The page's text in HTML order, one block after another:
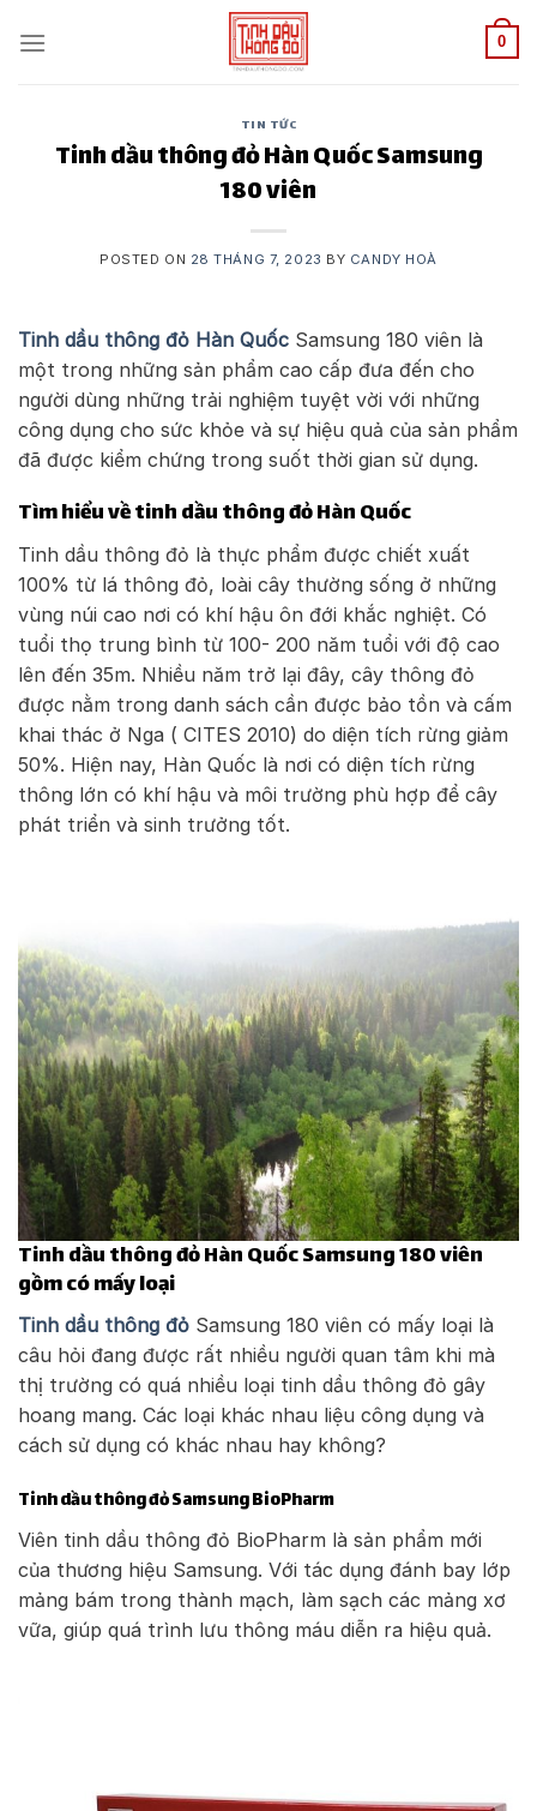
0
TIN TỨC
Tinh dầu thông đỏ Hàn Quốc Samsung
180 viên
POSTED ON 28 THÁNG 7, 2023 BY CANDY HOÀ
Tinh dầu thông đỏ Hàn Quốc Samsung 180 viên là
một trong những sản phẩm cao cấp đưa đến cho
người dùng những trải nghiệm tuyệt vời với những
công dụng cho sức khỏe và sự hiệu quả của sản phẩm
đã được kiểm chứng trong suốt thời gian sử dụng.
Tìm hiểu về tinh dầu thông đỏ Hàn Quốc
Tinh dầu thông đỏ là thực phẩm được chiết xuất
100% từ lá thông đỏ, loài cây thường sống ở những
vùng núi cao nơi có khí hậu ôn đới khắc nghiệt. Có
tuổi thọ trung bình từ 100- 200 năm tuổi với độ cao
lên đến 35m. Nhiều năm trở lại đây, cây thông đỏ
được nằm trong danh sách cần được bảo tồn và cấm
khai thác ở Nga ( CITES 2010) do diện tích rừng giảm
50%. Hiện nay, Hàn Quốc là nơi có diện tích rừng
thông lớn có khí hậu và môi trường phù hợp để cây
phát triển và sinh trưởng tốt.
Tinh dầu thông đỏ Hàn Quốc Samsung 180 viên
gồm có mấy loại
Tinh dầu thông đỏ Samsung 180 viên có mấy loại là
câu hỏi đang được rất nhiều người quan tâm khi mà
thị trường có quá nhiều loại tinh dầu thông đỏ gây
hoang mang. Các loại khác nhau liệu công dụng và
cách sử dụng có khác nhau hay không?
Tinh dầu thông đỏ Samsung BioPharm
Viên tinh dầu thông đỏ BioPharm là sản phẩm mới
của thương hiệu Samsung. Với tác dụng đánh bay lớp
mảng bám trong thành mạch, làm sạch các mảng xơ
vữa, giúp quá trình lưu thông máu diễn ra hiệu quả.